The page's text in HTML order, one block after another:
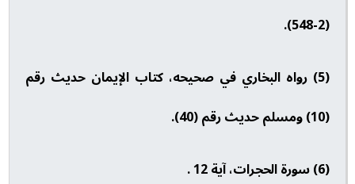
(2-548).
(5) رواه البخاري في صحيحه، كتاب الإيمان حديث رقم
(10) ومسلم حديث رقم (40).
(6) سورة الحجرات، آية 12 .